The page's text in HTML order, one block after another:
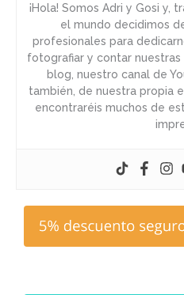
¡Hola! Somos Adri y Gosi y,
el mundo decidimos
profesionales para
fotografiar y contar
blog, nuestro canal de
también, de nuestra propia
encontraréis muchos de